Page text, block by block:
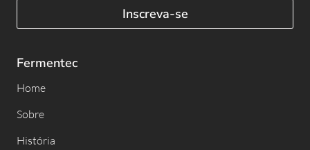
Inscreva-se
Fermentec
Home
Sobre
História